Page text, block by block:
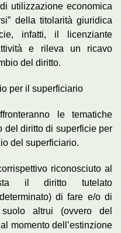
utilizzazione economica
della titolarità giuridica
infatti, il licenziante
e rileva un ricavo
del diritto.
per il superficiario
le tematiche
del diritto di superficie per
del superficiario.
riconosciuto al
il diritto tutelato
di fare e/o di
altrui (ovvero del
momento dell’estinzione